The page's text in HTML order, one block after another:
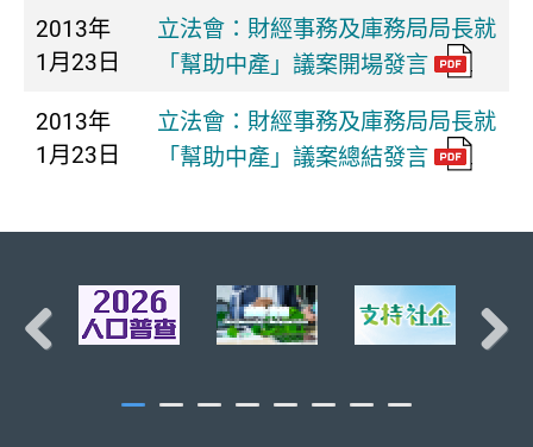
2013年
1月23日
立法會：財經事務及庫務局局長就
「幫助中產」議案開場發言
2013年
1月23日
立法會：財經事務及庫務局局長就
「幫助中產」議案總結發言
頁首